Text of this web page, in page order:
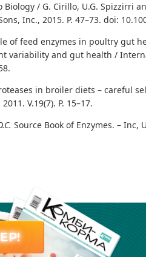
Biology / G. Cirillo, U.G. Spizzirri
Inc., 2015. P. 47–73. doi:
of feed enzymes in poultry gut
variability and gut health /
in broiler diets – careful
V.19(7). P. 15–17.
Source Book of Enzymes. – Inc,